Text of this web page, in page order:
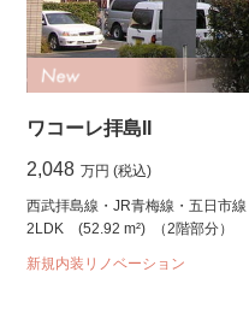
ワコーレ拝島II
2,048 万円 (税込)
西武拝島線・JR青梅線・五日市
2LDK
(52.92 m²) （2階部分）
新規内装リノベーション